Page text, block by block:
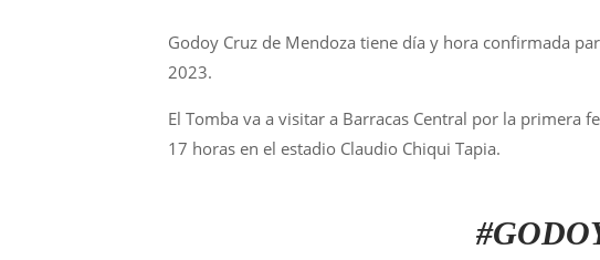
Godoy Cruz de Mendoza tiene día y hora confirmada
2023.
El Tomba va a visitar a Barracas Central por la primera
17 horas en el estadio Claudio Chiqui Tapia.